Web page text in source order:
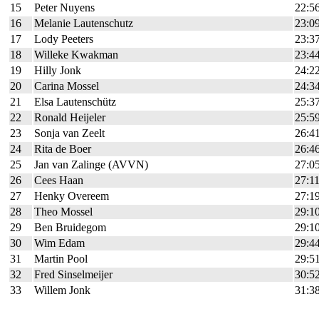
15
Peter Nuyens
16
Melanie Lautenschutz
17
Lody Peeters
18
Willeke Kwakman
19
Hilly Jonk
20
Carina Mossel
21
Elsa Lautenschütz
22
Ronald Heijeler
23
Sonja van Zeelt
24
Rita de Boer
25
Jan van Zalinge (AVVN)
26
Cees Haan
27:11
27
Henky Overeem
28
Theo Mossel
29
Ben Bruidegom
30
Wim Edam
31
Martin Pool
32
Fred Sinselmeijer
33
Willem Jonk